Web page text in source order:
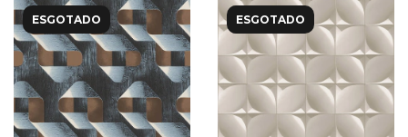
ESGOTADO ESGOTADO